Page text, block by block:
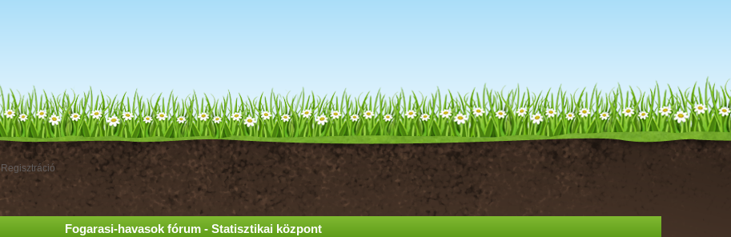
Regisztráció
Fogarasi-havasok fórum - Statisztikai központ